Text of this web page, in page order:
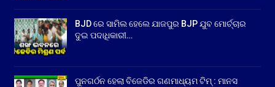
BJD ରେ ସାମିଲ ହେଲେ ଯାଜପୁର BJP ଯୁବ ମୋର୍ଚ୍ଚାର
ଦୁଇ ପଦାଧିକାରୀ…
ପୁନଗର୍ଠନ ହେଲା ବିଜେଡିର ଗଣମାଧ୍ୟମ ଟିମ୍ : ମାନସ